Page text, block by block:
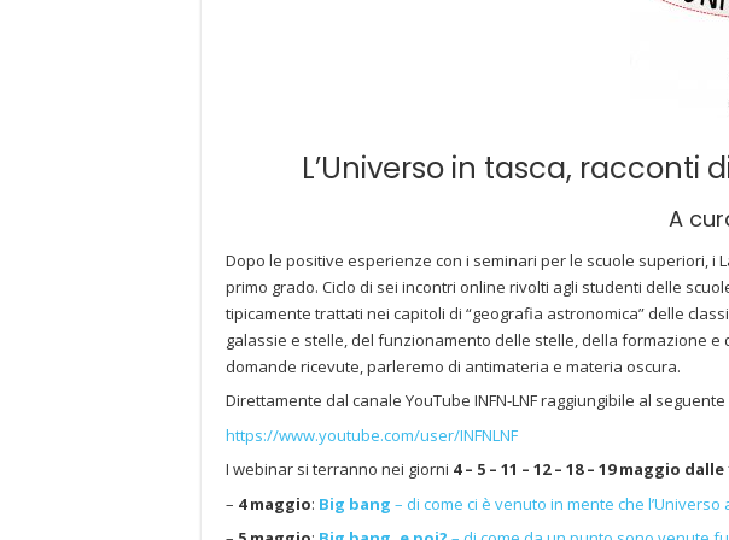
L’Universo in tasca, racconti
A
Dopo le positive esperienze con i seminari per le scuole superiori, i
primo grado. Ciclo di sei incontri online rivolti agli studenti delle
tipicamente trattati nei capitoli di “geografia astronomica” delle
galassie e stelle, del funzionamento delle stelle, della formazione
domande ricevute, parleremo di antimateria e materia oscura.
Direttamente dal canale YouTube INFN-LNF raggiungibile al seguente
https://www.youtube.com/user/INFNLNF
I webinar si terranno nei giorni 4 – 5 – 11 – 12 – 18 – 19 maggio
– 4 maggio: Big bang – di come ci è venuto in mente che